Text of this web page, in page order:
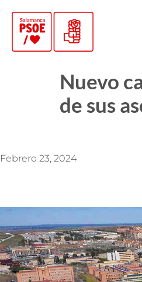
Nuevo
de sus
Febrero 23, 2024